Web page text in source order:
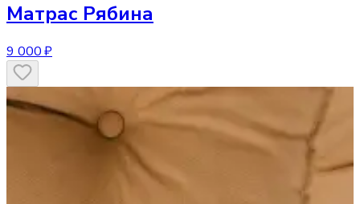
Матрас Рябина
9 000 ₽